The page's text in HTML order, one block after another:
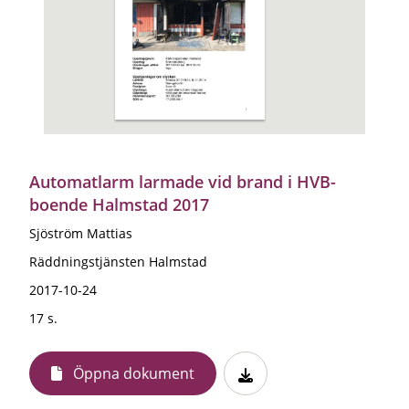
Automatlarm larmade vid brand i HVB-
boende Halmstad 2017
Sjöström Mattias
Räddningstjänsten Halmstad
2017-10-24
17 s.
Öppna dokument